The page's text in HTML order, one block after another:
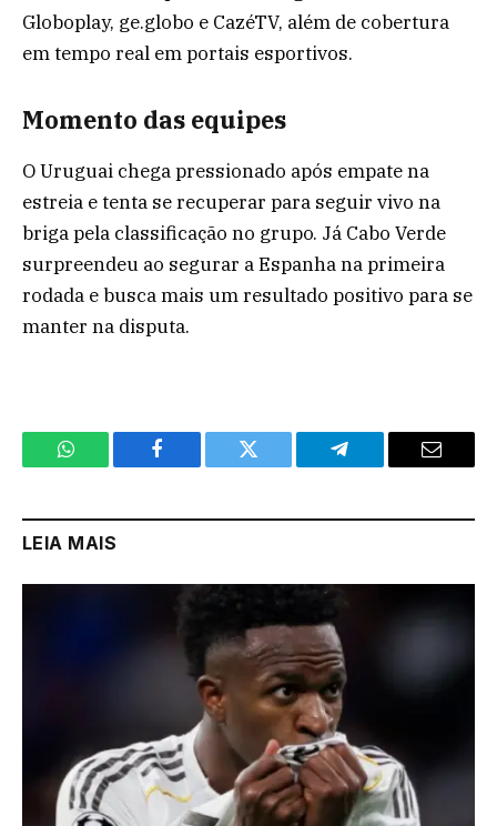
Globoplay, ge.globo e CazéTV, além de cobertura
em tempo real em portais esportivos.
Momento das equipes
O Uruguai chega pressionado após empate na
estreia e tenta se recuperar para seguir vivo na
briga pela classificação no grupo. Já Cabo Verde
surpreendeu ao segurar a Espanha na primeira
rodada e busca mais um resultado positivo para se
manter na disputa.
WhatsApp Facebook Twitter Telegram Email
LEIA MAIS